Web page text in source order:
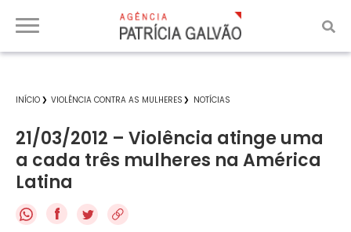
INÍCIO VIOLÊNCIA CONTRA AS MULHERES NOTÍCIAS
21/03/2012 – Violência atinge uma
a cada três mulheres na América
Latina
f